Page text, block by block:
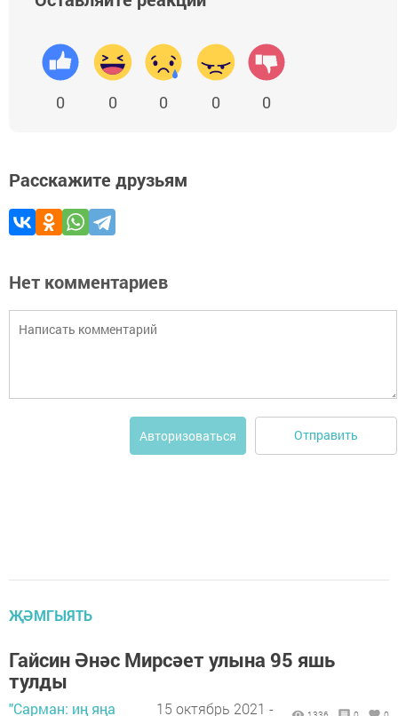
0 0 0 0 0
Расскажите друзьям
Нет комментариев
Авторизоваться Отправить
ҖӘМГЫЯТЬ
Гайсин Әнәс Мирсәет улына 95 яшь
тулды
"Сарман: иң яңа
15 октябрь 2021 -